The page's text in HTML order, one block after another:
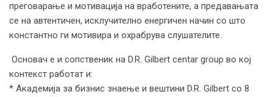
преговарање и мотивација на вработените, а предавањата
се на автентичен, исклучително енергичен начин со што
константно ги мотивира и охрабрува слушателите.
Основач е и сопственик на D.R. Gilbert centar group во кој
контекст работат и:
* Академија за бизнис знаење и вештини D.R. Gilbert со 8